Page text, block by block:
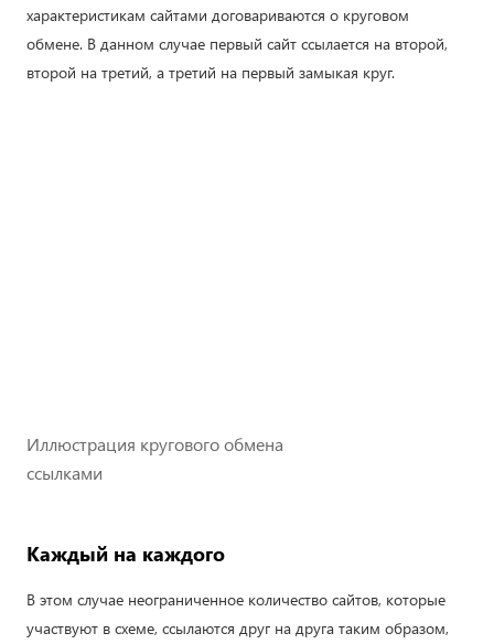
характеристикам сайтами договариваются о круговом
обмене. В данном случае первый сайт ссылается на второй,
второй на третий, а третий на первый замыкая круг.
Иллюстрация кругового обмена
ссылками
Каждый на каждого
В этом случае неограниченное количество сайтов, которые
участвуют в схеме, ссылаются друг на друга таким образом,